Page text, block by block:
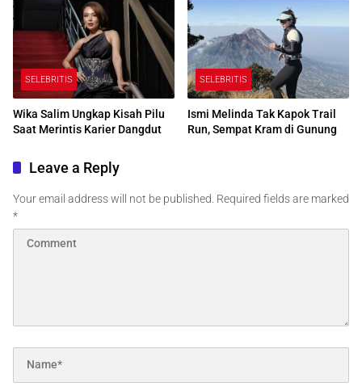
SELEBRITIS
Wika Salim Ungkap Kisah Pilu
Saat Merintis Karier Dangdut
SELEBRITIS
Ismi Melinda Tak Kapok Trail
Run, Sempat Kram di Gunung
Leave a Reply
Your email address will not be published. Required fields are marked
*